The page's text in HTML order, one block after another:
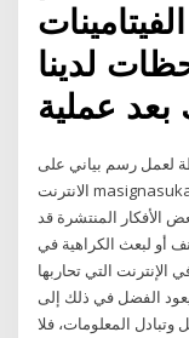
من بيون-3 الفيتامينات
لدينا
عملية
رسم بياني على
الانترنت masignasukav101. 1938498085333396857. المعلومات
الأفكار المنتشرة قد
أو لبعث الكراهية في
الإنترنت التي تحاربها
الفضل في ذلك إلى
وتبادل المعلومات، فلا